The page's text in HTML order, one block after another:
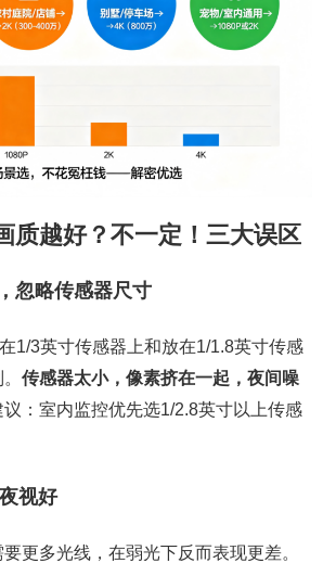
质越好？不一定！三大误区
忽略传感器尺寸
1/3英寸传感器上和放在1/1.8英寸传感
传感器太小，像素挤在一起，夜间噪
：室内监控优先选1/2.8英寸以上传感
视好
更多光线，在弱光下反而表现更差。